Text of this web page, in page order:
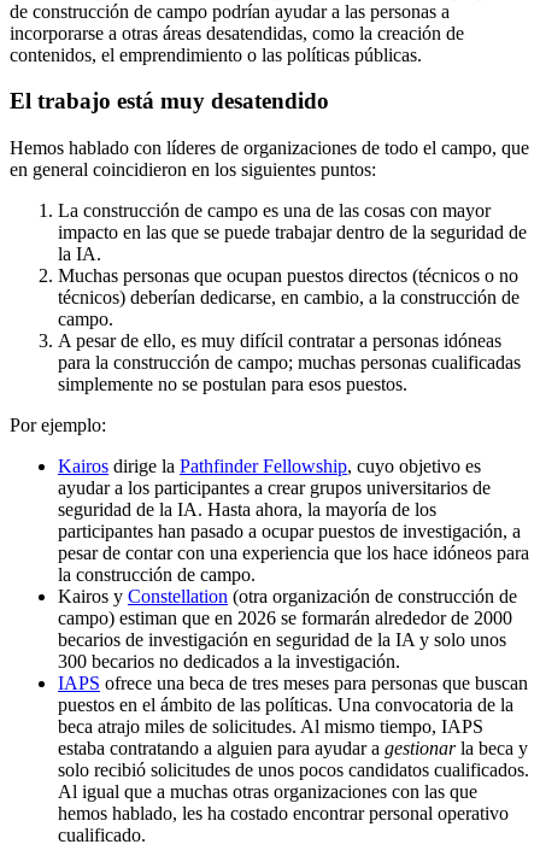
de construcción de campo podrían ayudar a las personas a
incorporarse a otras áreas desatendidas, como la creación de
contenidos, el emprendimiento o las políticas públicas.
El trabajo está muy desatendido
Hemos hablado con líderes de organizaciones de todo el campo, que
en general coincidieron en los siguientes puntos:
La construcción de campo es una de las cosas con mayor
impacto en las que se puede trabajar dentro de la seguridad de
la IA.
Muchas personas que ocupan puestos directos (técnicos o no
técnicos) deberían dedicarse, en cambio, a la construcción de
campo.
A pesar de ello, es muy difícil contratar a personas idóneas
para la construcción de campo; muchas personas cualificadas
simplemente no se postulan para esos puestos.
Por ejemplo:
Kairos dirige la Pathfinder Fellowship, cuyo objetivo es
ayudar a los participantes a crear grupos universitarios de
seguridad de la IA. Hasta ahora, la mayoría de los
participantes han pasado a ocupar puestos de investigación, a
pesar de contar con una experiencia que los hace idóneos para
la construcción de campo.
Kairos y Constellation (otra organización de construcción de
campo) estiman que en 2026 se formarán alrededor de 2000
becarios de investigación en seguridad de la IA y solo unos
300 becarios no dedicados a la investigación.
IAPS ofrece una beca de tres meses para personas que buscan
puestos en el ámbito de las políticas. Una convocatoria de la
beca atrajo miles de solicitudes. Al mismo tiempo, IAPS
estaba contratando a alguien para ayudar a gestionarla beca y
solo recibió solicitudes de unos pocos candidatos cualificados.
Al igual que a muchas otras organizaciones con las que
hemos hablado, les ha costado encontrar personal operativo
cualificado.